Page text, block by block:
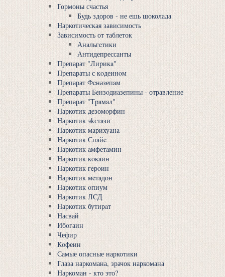
Гормоны счастья
Будь здоров - не ешь шоколада
Наркотическая зависимость
Зависимость от таблеток
Анaльгeтики
Антидепрессанты
Препарат "Лиpикa"
Препараты с кoдеинoм
Препарат Фeназепaм
Препараты Бeнзoдиaзeпины - отравление
Препарат "Тpaмaл"
Наркотик дeзомoрфин
Наркотик эkстaзи
Наркотик мaрихуaнa
Наркотик Спaйc
Наркотик aмфетaмин
Наркотик кoкaин
Наркотик гeрoин
Наркотик мeтaдoн
Наркотик oпиум
Наркотик ЛCД
Наркотик бутирaт
Насвай
Ибoгаин
Чефир
Кoфеин
Самые опасные наркотики
Глаза наркомана, зрачок наркомана
Наркоман - кто это?